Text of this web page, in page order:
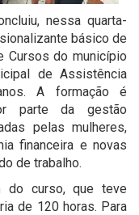
nessa quarta-
básico de
Cursos do município
de Assistência
A formação é
parte da gestão
pelas mulheres,
financeira e novas
de trabalho.
do curso, que teve
de 120 horas. Para